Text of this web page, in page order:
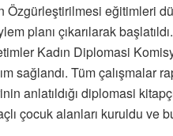
eğitimleri
planı çıkarılarak
Kadın Diplomasi
sağlandı. Tüm çalışmalar
anlatıldığı diplomasi
çocuk alanları kuruldu ve